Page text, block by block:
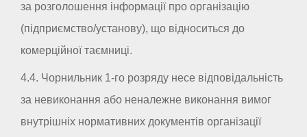
за розголошення інформації про організацію
(підприємство/установу), що відноситься до
комерційної таємниці.
4.4. Чорнильник 1-го розряду несе відповідальність
за невиконання або неналежне виконання вимог
внутрішніх нормативних документів організації